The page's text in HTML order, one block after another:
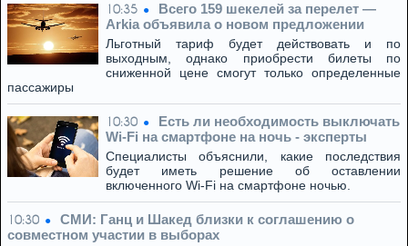
10:35
Всего 159 шекелей за перелет —
Arkia объявила о новом предложении
Льготный тариф будет действовать и по
выходным, однако приобрести билеты по
сниженной цене смогут только определенные
пассажиры
10:30
Есть ли необходимость выключать
Wi-Fi на смартфоне на ночь - эксперты
Специалисты объяснили, какие последствия
будет иметь решение об оставлении
включенного Wi-Fi на смартфоне ночью.
10:30
СМИ: Ганц и Шакед близки к соглашению о
совместном участии в выборах